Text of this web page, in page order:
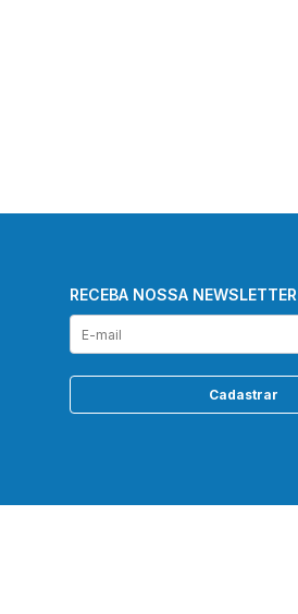
RECEBA NOSSA NEWSLETTER
Cadastrar